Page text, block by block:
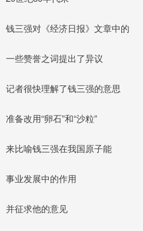
钱三强对《经济日报》文章中的
一些赞誉之词提出了异议
记者很快理解了钱三强的意思
准备改用“卵石”和“沙粒”
来比喻钱三强在我国原子能
事业发展中的作用
并征求他的意见